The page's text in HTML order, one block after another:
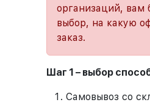
организаций, вам
выбор, на какую
заказ.
Шаг 1 – выбор
Самовывоз со